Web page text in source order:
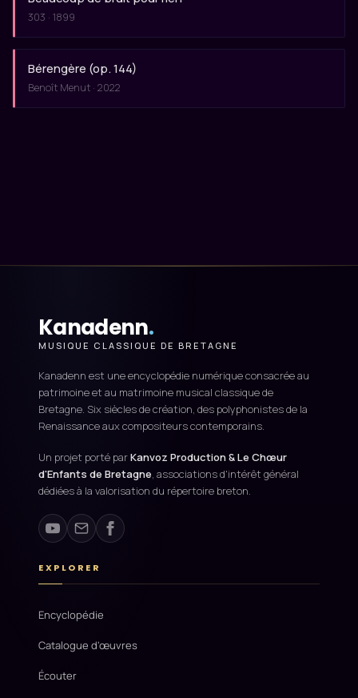
303 · 1899
Bérengère (op. 144)
Benoît Menut · 2022
Kanadenn.
MUSIQUE CLASSIQUE DE BRETAGNE
Kanadenn est une encyclopédie numérique consacrée au
patrimoine et au matrimoine musical classique de
Bretagne. Six siècles de création, des polyphonistes de la
Renaissance aux compositeurs contemporains.
Un projet porté parKanvoz Production & Le Chœur
d'Enfants de Bretagne, associations d'intérêt général
dédiées à la valorisation du répertoire breton.
EXPLORER
Encyclopédie
Catalogue d'œuvres
Écouter